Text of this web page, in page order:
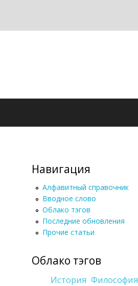
Навигация
Алфавитный справочник
Вводное слово
Облако тэгов
Последние обновления
Прочие статьи
Облако тэгов
История Философия